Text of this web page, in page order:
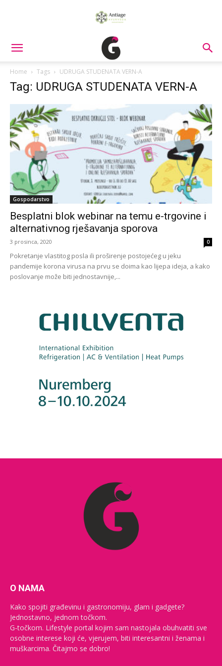
Home Tags UDRUGA STUDENATA VERN-A
Tag: UDRUGA STUDENATA VERN-A
Gospodarstvo
Besplatni blok webinar na temu e-trgovine i
alternativnog rješavanja sporova
3 prosinca, 2020 0
Pokretanje vlastitog posla ili proširenje postojećeg u jeku
pandemije korona virusa na prvu se doima kao lijepa ideja, a kako
poslovanje može biti jednostavnije,...
O NAMA
Kako spojiti građevinu i gastronomiju, glam i gadgete?
Jednostavno, jednom točkom.
G-točkom. Lifestyle portal kojim sam nastojala obuhvatiti sve
osobne interese koji će, vjerujem, biti interesantni i ženama i
muškarcima. Čitajmo se dobro!